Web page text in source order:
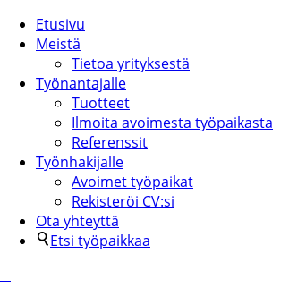
Etusivu
Meistä
Tietoa yrityksestä
Työnantajalle
Tuotteet
Ilmoita avoimesta työpaikasta
Referenssit
Työnhakijalle
Avoimet työpaikat
Rekisteröi CV:si
Ota yhteyttä
Etsi työpaikkaa